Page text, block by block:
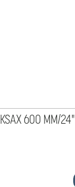
600 MM/24"